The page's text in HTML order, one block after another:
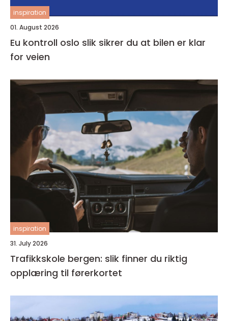
inspiration
01. August 2026
Eu kontroll oslo slik sikrer du at bilen er klar
for veien
inspiration
31. July 2026
Trafikkskole bergen: slik finner du riktig
opplæring til førerkortet